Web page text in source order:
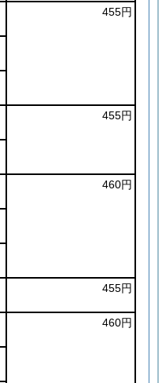
455円
455円
460円
455円
460円